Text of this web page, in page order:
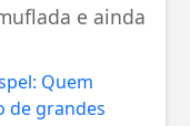
e ainda